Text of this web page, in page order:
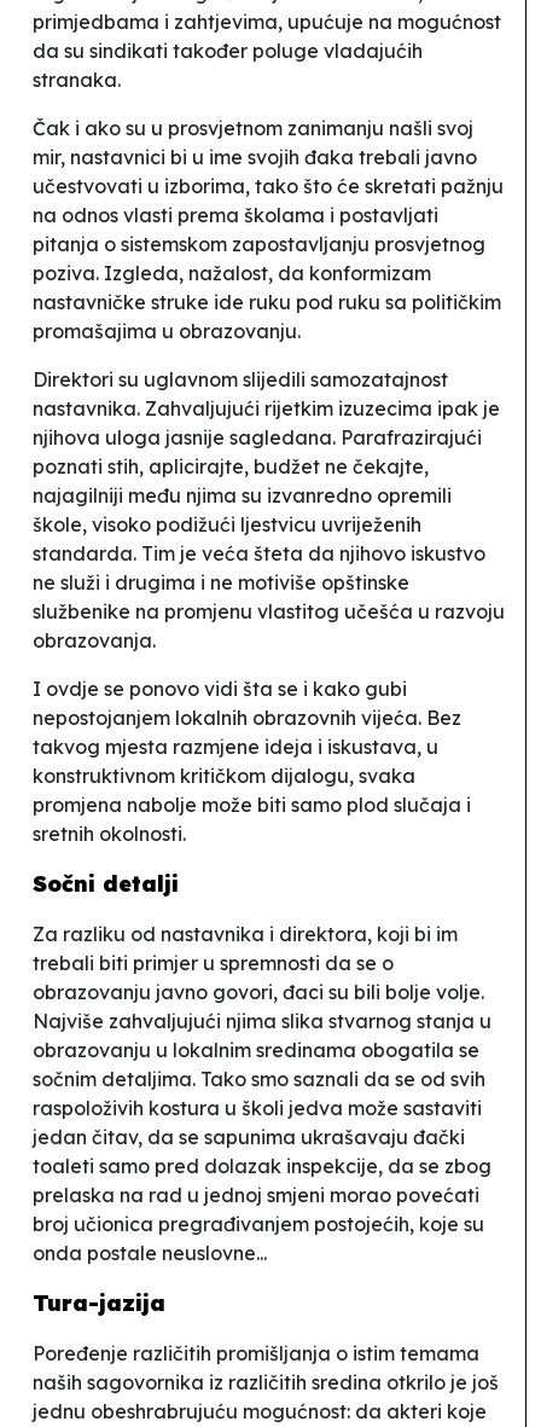
primjedbama i zahtjevima, upućuje na mogućnost
da su sindikati također poluge vladajućih
stranaka.
Čak i ako su u prosvjetnom zanimanju našli svoj
mir, nastavnici bi u ime svojih đaka trebali javno
učestvovati u izborima, tako što će skretati pažnju
na odnos vlasti prema školama i postavljati
pitanja o sistemskom zapostavljanju prosvjetnog
poziva. Izgleda, nažalost, da konformizam
nastavničke struke ide ruku pod ruku sa političkim
promašajima u obrazovanju.
Direktori su uglavnom slijedili samozatajnost
nastavnika. Zahvaljujući rijetkim izuzecima ipak je
njihova uloga jasnije sagledana. Parafrazirajući
poznati stih, aplicirajte, budžet ne čekajte,
najagilniji među njima su izvanredno opremili
škole, visoko podižući ljestvicu uvriježenih
standarda. Tim je veća šteta da njihovo iskustvo
ne služi i drugima i ne motiviše opštinske
službenike na promjenu vlastitog učešća u razvoju
obrazovanja.
I ovdje se ponovo vidi šta se i kako gubi
nepostojanjem lokalnih obrazovnih vijeća. Bez
takvog mjesta razmjene ideja i iskustava, u
konstruktivnom kritičkom dijalogu, svaka
promjena nabolje može biti samo plod slučaja i
sretnih okolnosti.
Sočni detalji
Za razliku od nastavnika i direktora, koji bi im
trebali biti primjer u spremnosti da se o
obrazovanju javno govori, đaci su bili bolje volje.
Najviše zahvaljujući njima slika stvarnog stanja u
obrazovanju u lokalnim sredinama obogatila se
sočnim detaljima. Tako smo saznali da se od svih
raspoloživih kostura u školi jedva može sastaviti
jedan čitav, da se sapunima ukrašavaju đački
toaleti samo pred dolazak inspekcije, da se zbog
prelaska na rad u jednoj smjeni morao povećati
broj učionica pregrađivanjem postojećih, koje su
onda postale neuslovne...
Tura-jazija
Poređenje različitih promišljanja o istim temama
naših sagovornika iz različitih sredina otkrilo je još
jednu obeshrabrujuću mogućnost: da akteri koje